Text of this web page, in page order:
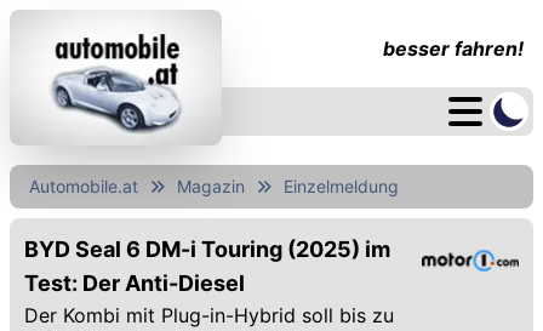
besser fahren!
Automobile.at Magazin Einzelmeldung
BYD Seal 6 DM-i Touring (2025) im
Test: Der Anti-Diesel
Der Kombi mit Plug-in-Hybrid soll bis zu